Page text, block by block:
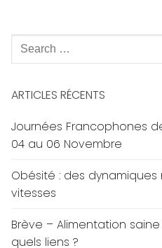
Rechercher
:
ARTICLES RÉCENTS
Journées Francophones
04 au 06 Novembre
Obésité : des
vitesses
Brève – Alimentation
quels liens ?